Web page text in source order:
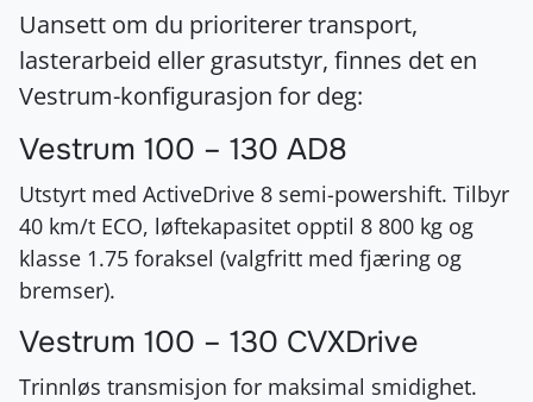
Uansett om du prioriterer transport,
lasterarbeid eller grasutstyr, finnes det en
Vestrum-konfigurasjon for deg:
Vestrum 100 – 130 AD8
Utstyrt med ActiveDrive 8 semi-powershift. Tilbyr
40 km/t ECO, løftekapasitet opptil 8 800 kg og
klasse 1.75 foraksel (valgfritt med fjæring og
bremser).
Vestrum 100 – 130 CVXDrive
Trinnløs transmisjon for maksimal smidighet.